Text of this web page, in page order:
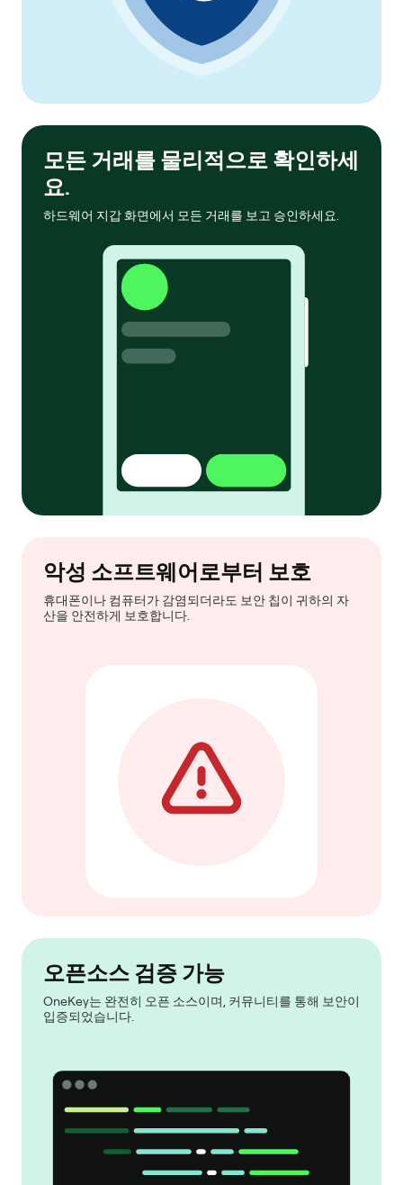
모든 거래를 물리적으로 확인하세
요.
하드웨어 지갑 화면에서 모든 거래를 보고 승인하세요.
악성 소프트웨어로부터 보호
휴대폰이나 컴퓨터가 감염되더라도 보안 칩이 귀하의 자
산을 안전하게 보호합니다.
오픈소스 검증 가능
OneKey는 완전히 오픈 소스이며, 커뮤니티를 통해 보안이
입증되었습니다.